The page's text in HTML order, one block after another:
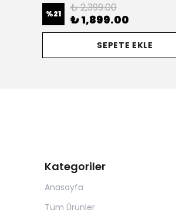
%21 ₺ 2,399.00
₺ 1,899.00
SEPETE EKLE
Kategoriler
Anasayfa
Tüm Ürünler